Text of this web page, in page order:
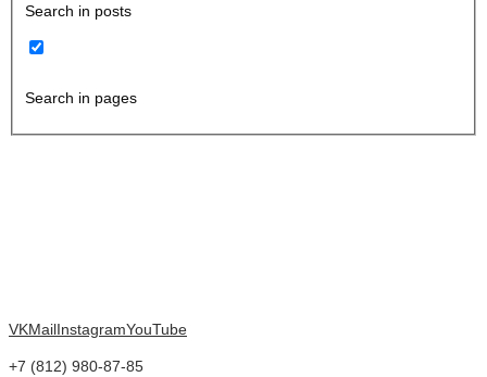
Search in posts
Search in pages
VKMailInstagramYouTube
+7 (812) 980-87-85